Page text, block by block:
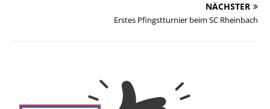
NÄCHSTER
Erstes Pfingstturnier beim SC Rheinbach